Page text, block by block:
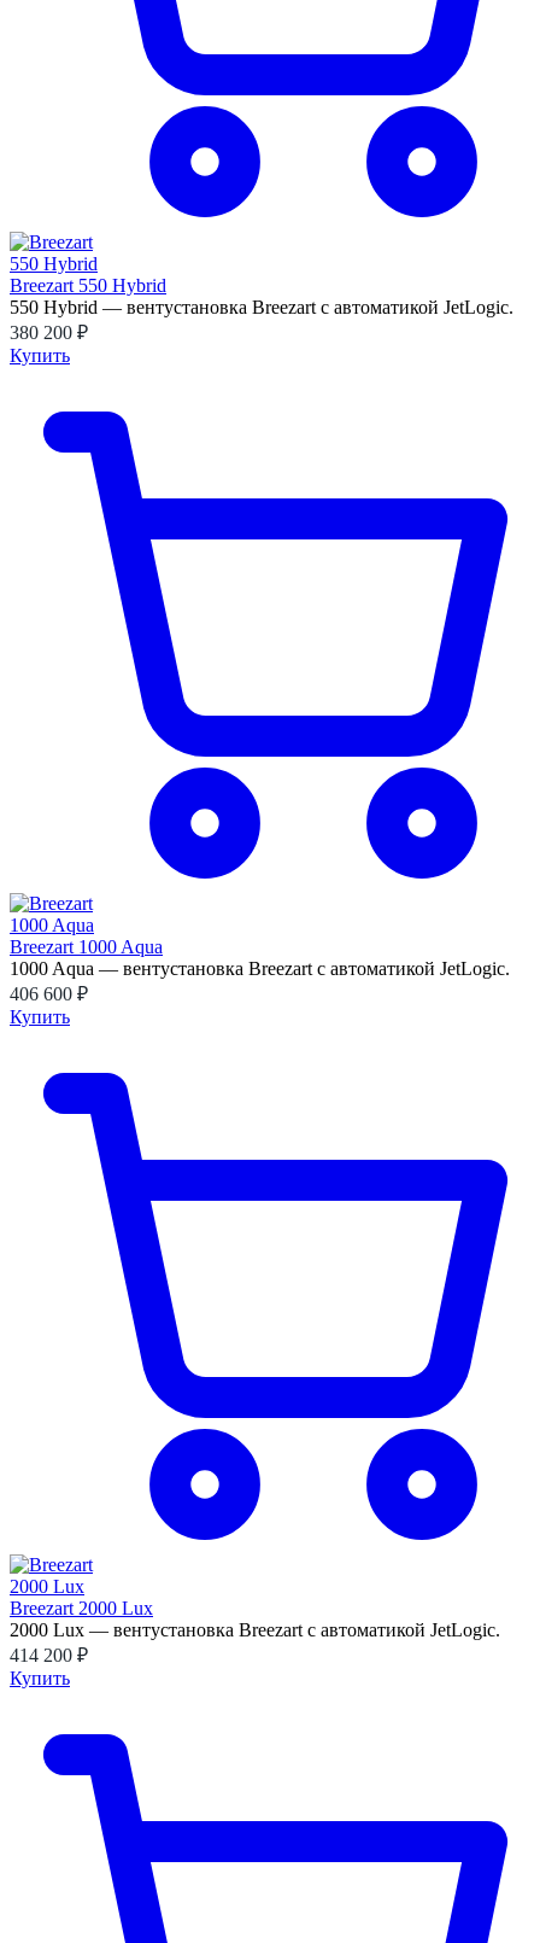
Breezart 550 Hybrid
550 Hybrid — вентустановка Breezart с автоматикой JetLogic.
380 200 ₽
Купить
Breezart 1000 Aqua
1000 Aqua — вентустановка Breezart с автоматикой JetLogic.
406 600 ₽
Купить
Breezart 2000 Lux
2000 Lux — вентустановка Breezart с автоматикой JetLogic.
414 200 ₽
Купить